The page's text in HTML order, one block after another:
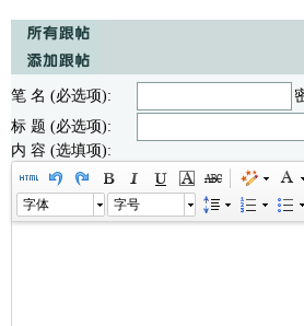
笔 名 (必选项):
标 题 (必选项):
内 容 (选填项):
字体 字号